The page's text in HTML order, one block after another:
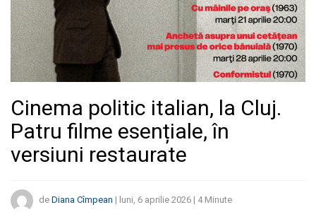
Cinema politic italian, la Cluj.
Patru filme esențiale, în
versiuni restaurate
de Diana Cîmpean | luni, 6 aprilie 2026 | 4 Minute